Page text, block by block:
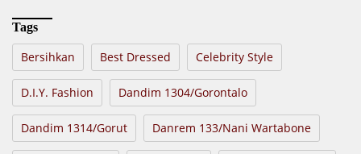
Tags
Bersihkan Best Dressed Celebrity Style
D.I.Y. Fashion Dandim 1304/Gorontalo
Dandim 1314/Gorut Danrem 133/Nani Wartabone